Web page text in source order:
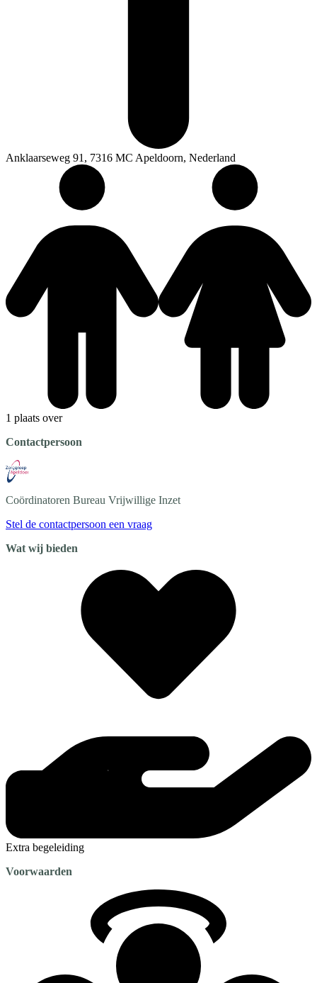
Anklaarseweg 91, 7316 MC Apeldoorn, Nederland
1 plaats over
Contactpersoon
Coördinatoren Bureau Vrijwillige Inzet
Stel de contactpersoon een vraag
Wat wij bieden
Extra begeleiding
Voorwaarden